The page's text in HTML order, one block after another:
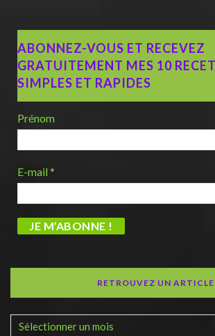
ABONNEZ-VOUS ET RECEVEZ
GRATUITEMENT MES 10
SIMPLES ET RAPIDES
Prénom
E-mail*
RETROUVEZ UN ARTICLE